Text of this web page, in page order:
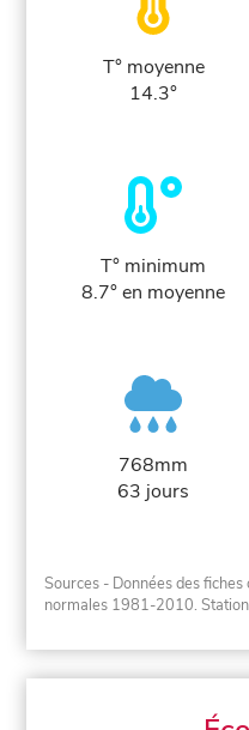
T° moyenne
14.3°
T° minimum
8.7° en moyenne
768mm
63 jours
Sources - Données des
normales 1981-2010.